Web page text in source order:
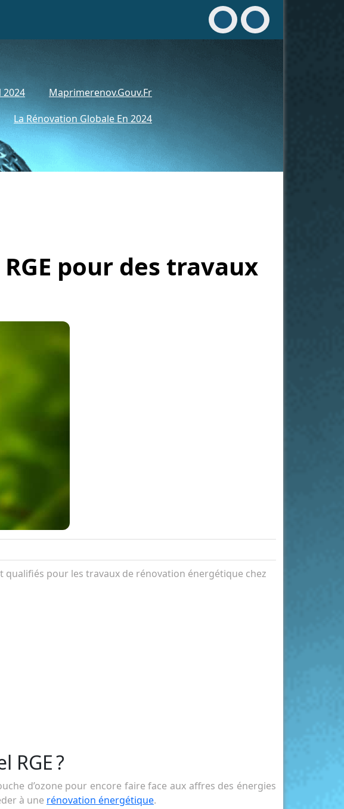
2024
Maprimerenov.gouv.fr
La Rénovation Globale En 2024
pour des travaux
qualifiés pour les travaux de rénovation énergétique chez
RGE ?
d’ozone pour encore faire face aux affres des énergies
à une rénovation énergétique.